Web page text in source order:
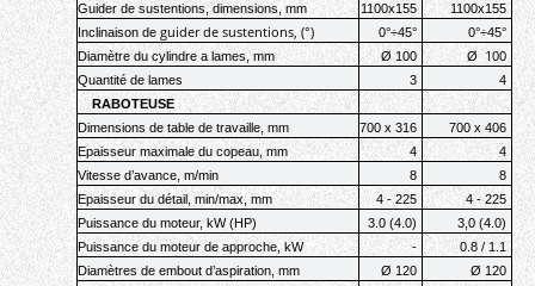
Guider de sustentions, dimensions, mm 1100х155
1100х155
Inclinaison de guider de sustentions, (°) 0°÷45°
0°÷45°
Diamètre du cylindre а lames, mm Ø 100 Ø 100
Quantité de lames 3
4
RABOTEUSE
Dimensions de table de travaille , mm 700 x 316
700 x 406
Epaisseur maximale du copeau, mm 4
4
Vitesse d’avance , m/min 8
8
Epaisseur du détail , min/max, mm 4 - 225 4 - 225
Puissance du moteur, kW (HP) 3.0 (4.0)
3,0 (4.0)
Puissance du moteur de approche, kW -
0.8 / 1.1
Diamètres de embout d’aspiration, mm
Ø 120
Ø 120